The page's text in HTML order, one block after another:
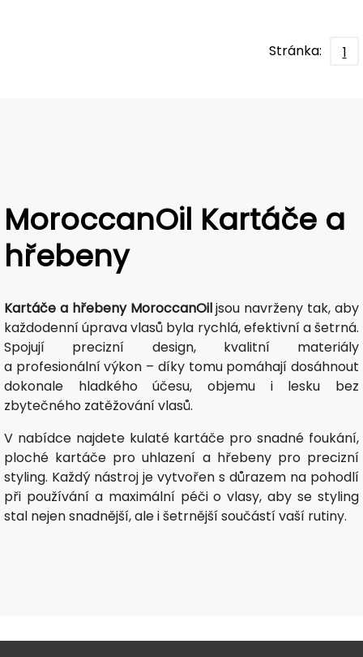
Stránka: 1
MoroccanOil Kartáče a
hřebeny
Kartáče a hřebeny MoroccanOiljsou navrženy tak, aby
každodenní úprava vlasů byla rychlá, efektivní a šetrná.
Spojují precizní design, kvalitní materiály
a profesionální výkon – díky tomu pomáhají dosáhnout
dokonale hladkého účesu, objemu i lesku bez
zbytečného zatěžování vlasů.
V nabídce najdete kulaté kartáče pro snadné foukání,
ploché kartáče pro uhlazení a hřebeny pro precizní
styling. Každý nástroj je vytvořen s důrazem na pohodlí
při používání a maximální péči o vlasy, aby se styling
stal nejen snadnější, ale i šetrnější součástí vaší rutiny.